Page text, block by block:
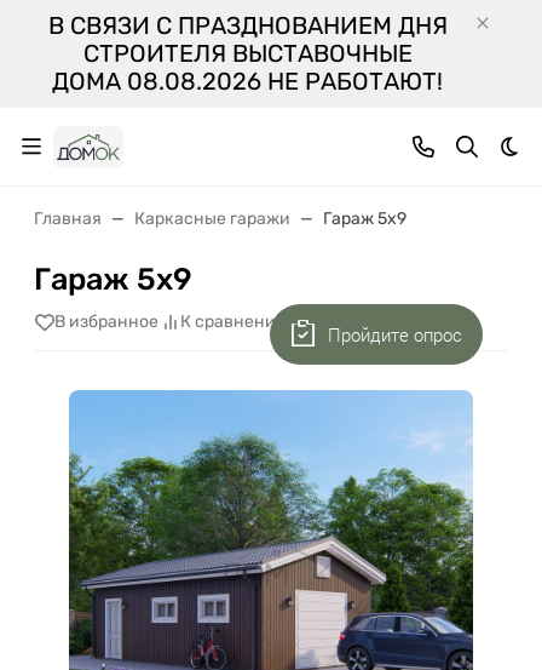
В СВЯЗИ С ПРАЗДНОВАНИЕМ ДНЯ
СТРОИТЕЛЯ ВЫСТАВОЧНЫЕ
ДОМА 08.08.2026 НЕ РАБОТАЮТ!
Главная Каркасные гаражи Гараж 5x9
Гараж 5x9
В избранное К сравнению Поделиться
Пройдите опрос